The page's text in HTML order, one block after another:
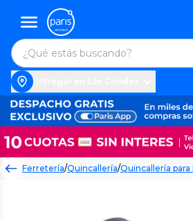
Ferretería/Quincallería/Quincallería